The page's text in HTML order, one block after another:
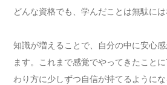
どんな資格でも、学んだことは無駄には
知識が増えることで、自分の中に安心
ます。これまで感覚でやってきたこと
わり方に少しずつ自信が持てるようにな